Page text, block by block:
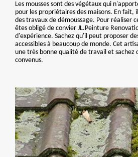
Les mousses sont des végétaux qui
pour les propriétaires des maisons. En fait,
des travaux de démoussage. Pour réaliser
êtes obligé de convier JL.Peinture
d'expérience. Sachez qu'il peut proposer
accessibles à beaucoup de monde. Cet
une très bonne qualité de travail et sachez
convenus.